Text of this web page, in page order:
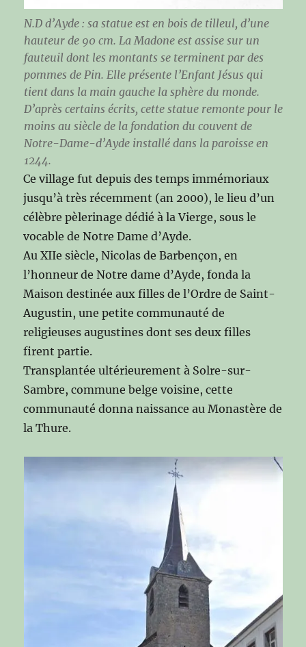
N.D d’Ayde : sa statue est en bois de tilleul, d’une
hauteur de 90 cm. La Madone est assise sur un
fauteuil dont les montants se terminent par des
pommes de Pin. Elle présente l’Enfant Jésus qui
tient dans la main gauche la sphère du monde.
D’après certains écrits, cette statue remonte pour le
moins au siècle de la fondation du couvent de
Notre-Dame-d’Ayde installé dans la paroisse en
1244.
Ce village fut depuis des temps immémoriaux
jusqu’à très récemment (an 2000), le lieu d’un
célèbre pèlerinage dédié à la Vierge, sous le
vocable de Notre Dame d’Ayde.
Au XIIe siècle, Nicolas de Barbençon, en
l’honneur de Notre dame d’Ayde, fonda la
Maison destinée aux filles de l’Ordre de Saint-
Augustin, une petite communauté de
religieuses augustines dont ses deux filles
firent partie.
Transplantée ultérieurement à Solre-sur-
Sambre, commune belge voisine, cette
communauté donna naissance au Monastère de
la Thure.